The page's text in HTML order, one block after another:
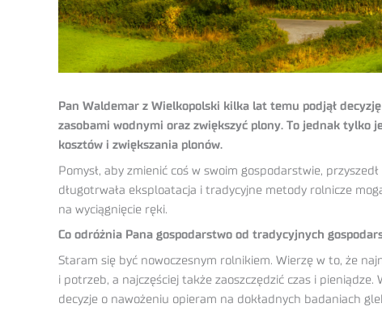
Pan Waldemar z Wielkopolski kilka lat temu podjął
zasobami wodnymi oraz zwiększyć plony. To jednak tylko
kosztów i zwiększania plonów.
Pomysł, aby zmienić coś w swoim gospodarstwie,
długotrwała eksploatacja i tradycyjne metody rolnicze
na wyciągnięcie ręki.
Co odróżnia Pana gospodarstwo od tradycyjnych
Staram się być nowoczesnym rolnikiem. Wierzę w to, że
i potrzeb, a najczęściej także zaoszczędzić czas i
decyzje o nawożeniu opieram na dokładnych badaniach